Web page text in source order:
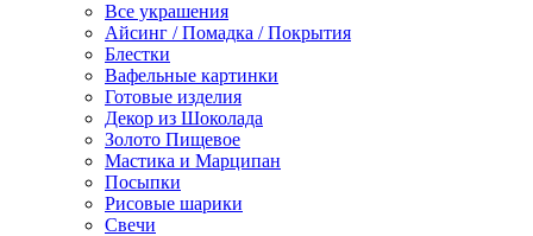
Все украшения
Айсинг / Помадка / Покрытия
Блестки
Вафельные картинки
Готовые изделия
Декор из Шоколада
Золото Пищевое
Мастика и Марципан
Посыпки
Рисовые шарики
Свечи